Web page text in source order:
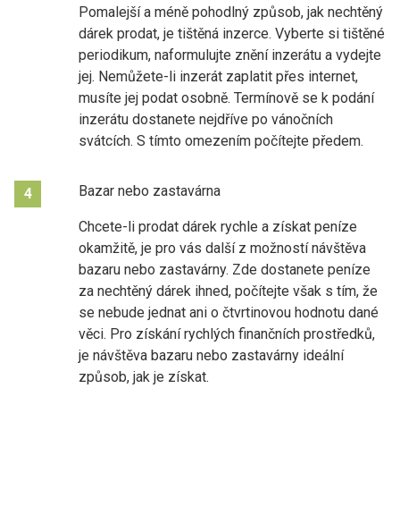
Pomalejší a méně pohodlný způsob, jak nechtěný
dárek prodat, je tištěná inzerce. Vyberte si tištěné
periodikum, naformulujte znění inzerátu a vydejte
jej. Nemůžete-li inzerát zaplatit přes internet,
musíte jej podat osobně. Termínově se k podání
inzerátu dostanete nejdříve po vánočních
svátcích. S tímto omezením počítejte předem.
4 Bazar nebo zastavárna
Chcete-li prodat dárek rychle a získat peníze
okamžitě, je pro vás další z možností návštěva
bazaru nebo zastavárny. Zde dostanete peníze
za nechtěný dárek ihned, počítejte však s tím, že
se nebude jednat ani o čtvrtinovou hodnotu dané
věci. Pro získání rychlých finančních prostředků,
je návštěva bazaru nebo zastavárny ideální
způsob, jak je získat.